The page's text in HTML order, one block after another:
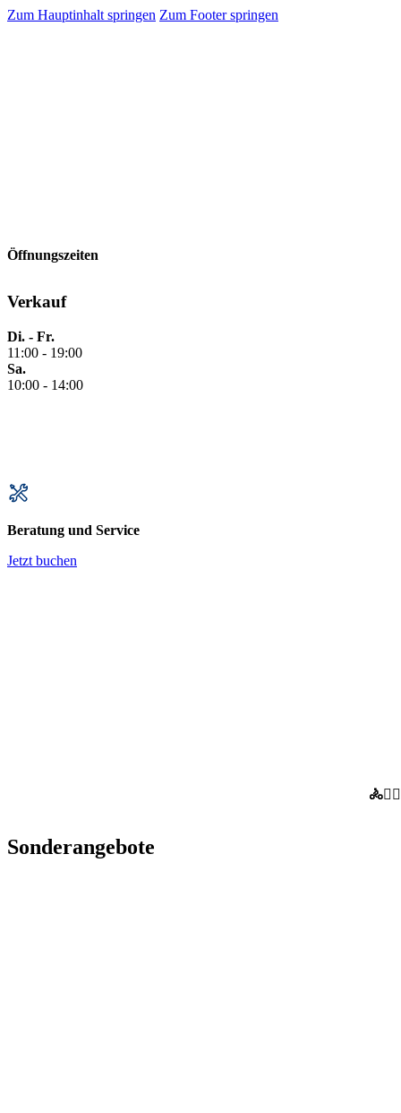
Zum Hauptinhalt springen Zum Footer springen
Öffnungszeiten
Verkauf
Di. - Fr.
11:00 - 19:00
Sa.
10:00 - 14:00
Beratung und Service
Jetzt buchen
Als lokaler Fachbetrieb direkt in der Region sind wir dein erster
Sonderangebote